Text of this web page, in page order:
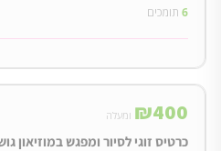
6 תומכים
₪400 ומעלה
כרטיס זוגי לסיור ומפגש במוזיאון